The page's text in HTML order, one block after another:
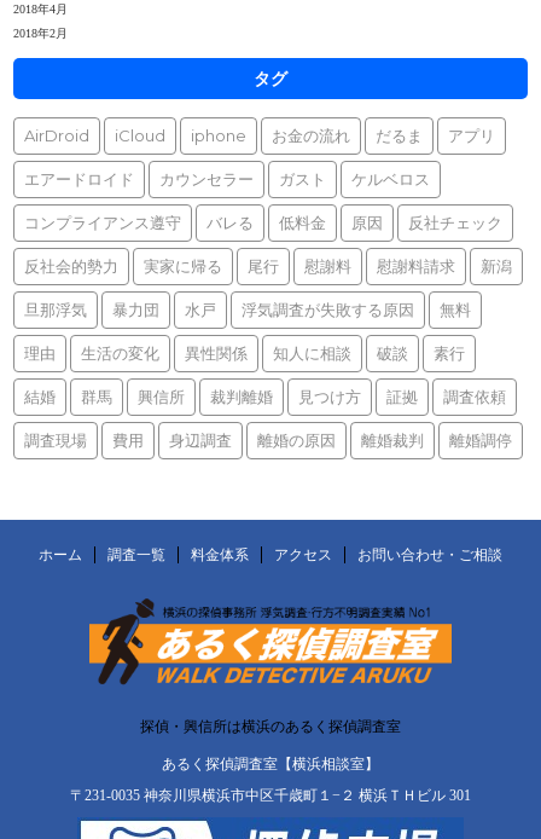
2018年4月
2018年2月
タグ
AirDroid iCloud iphone お金の流れ だるま アプリ
エアードロイド カウンセラー ガスト ケルベロス
コンプライアンス遵守 バレる 低料金 原因 反社チェック
反社会的勢力 実家に帰る 尾行 慰謝料 慰謝料請求 新潟
旦那浮気 暴力団 水戸 浮気調査が失敗する原因 無料
理由 生活の変化 異性関係 知人に相談 破談 素行
結婚 群馬 興信所 裁判離婚 見つけ方 証拠 調査依頼
調査現場 費用 身辺調査 離婚の原因 離婚裁判 離婚調停
ホーム 調査一覧 料金体系 アクセス お問い合わせ・ご相談
探偵・興信所は横浜のあるく探偵調査室
あるく探偵調査室【横浜相談室】
〒231-0035 神奈川県横浜市中区千歳町１−２ 横浜ＴＨビル 301